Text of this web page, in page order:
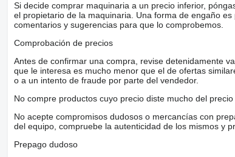
Si decide comprar maquinaria a un precio inferior,
el propietario de la maquinaria. Una forma de engaño
comentarios y sugerencias para que lo comprobemos.
Comprobación de precios
Antes de confirmar una compra, revise detenidamente
que le interesa es mucho menor que el de ofertas
o a un intento de fraude por parte del vendedor.
No compre productos cuyo precio diste mucho del
No acepte compromisos dudosos o mercancías con
del equipo, compruebe la autenticidad de los mismos y
Prepago dudoso